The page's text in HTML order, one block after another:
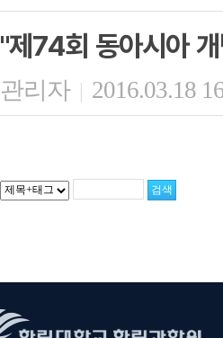
"제74회 동아시아
관리자 | 2016.03.18